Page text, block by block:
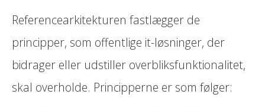
Referencearkitekturen fastlægger de
principper, som offentlige it-løsninger, der
bidrager eller udstiller overbliksfunktionalitet,
skal overholde. Principperne er som følger: